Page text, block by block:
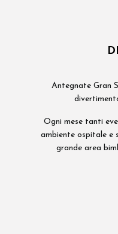
Antegnate Gran
Ogni mese tanti
ambiente ospitale e
grande area